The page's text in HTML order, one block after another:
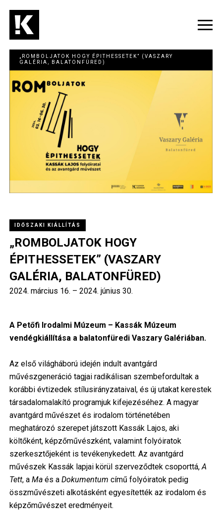
tartalomra
„ROMBOLJATOK HOGY ÉPITHESSETEK” (VASZARY
GALÉRIA, BALATONFÜRED)
IDŐSZAKI KIÁLLÍTÁS
„ROMBOLJATOK HOGY
ÉPITHESSETEK” (VASZARY
GALÉRIA, BALATONFÜRED)
2024. március 16. – 2024. június 30.
A Petőfi Irodalmi Múzeum – Kassák Múzeum
vendégkiállítása a balatonfüredi Vaszary Galériában.
Az első világháború idején indult avantgárd
művészgeneráció tagjai radikálisan szembefordultak a
korábbi évtizedek stílusirányzataival, és új utakat kerestek
társadalomalakító programjuk kifejezéséhez. A magyar
avantgárd művészet és irodalom történetében
meghatározó szerepet játszott Kassák Lajos, aki
költőként, képzőművészként, valamint folyóiratok
szerkesztőjeként is tevékenykedett. Az avantgárd
művészek Kassák lapjai körül szerveződtek csoporttá,A
Tett, a Maés a Dokumentum című folyóiratok pedig
összművészeti alkotásként egyesítették az irodalom és
képzőművészet eredményeit.